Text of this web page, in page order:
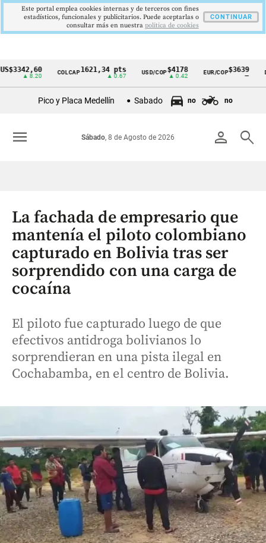
Cintillo
Colombia
COLCAP1621,34 pts USD/COP$4178
▲ 0.42
EUR/COP$3639
—
Pico y Placa Medellín Sabado no no
person search
Sábado, 8 de Agosto de 2026
menu
La fachada de empresario que
mantenía el piloto colombiano
capturado en Bolivia tras ser
sorprendido con una carga de
cocaína
El piloto fue capturado luego de que
efectivos antidroga bolivianos lo
sorprendieran en una pista ilegal en
Cochabamba, en el centro de Bolivia.
Este portal emplea cookies internas y de terceros con fines
estadísticos, funcionales y publicitarios. Puede aceptarlas o
consultar más en nuestra politica de cookies
CONTINUAR